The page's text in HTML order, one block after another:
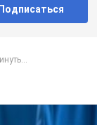
Подписаться